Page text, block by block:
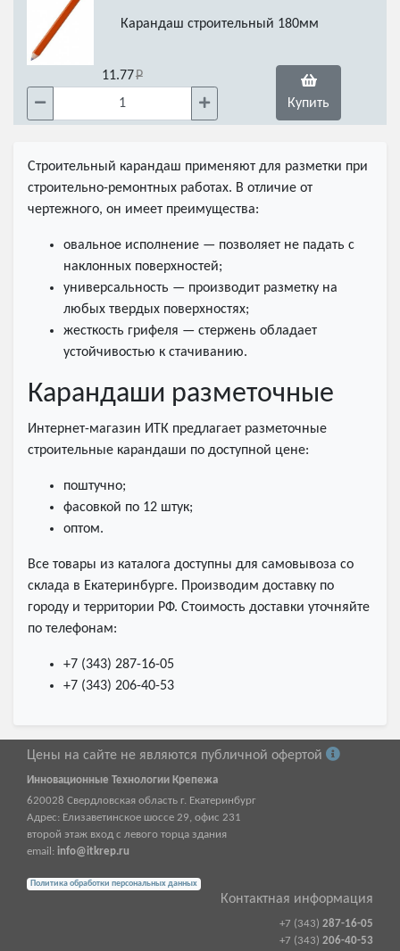
Карандаш строительный 180мм
11.77
Купить
Строительный карандаш применяют для разметки при
строительно-ремонтных работах. В отличие от
чертежного, он имеет преимущества:
овальное исполнение — позволяет не падать с
наклонных поверхностей;
универсальность — производит разметку на
любых твердых поверхностях;
жесткость грифеля — стержень обладает
устойчивостью к стачиванию.
Карандаши разметочные
Интернет-магазин ИТК предлагает разметочные
строительные карандаши по доступной цене:
поштучно;
фасовкой по 12 штук;
оптом.
Все товары из каталога доступны для самовывоза со
склада в Екатеринбурге. Производим доставку по
городу и территории РФ. Стоимость доставки уточняйте
по телефонам:
+7 (343) 287-16-05
+7 (343) 206-40-53
Цены на сайте не являются публичной офертой
Инновационные Технологии Крепежа
620028 Свердловская область г. Екатеринбург
Адрес: Елизаветинское шоссе 29, офис 231
второй этаж вход с левого торца здания
email: info@itkrep.ru
Политика обработки персональных данных
Контактная информация
+7 (343) 287-16-05
+7 (343) 206-40-53